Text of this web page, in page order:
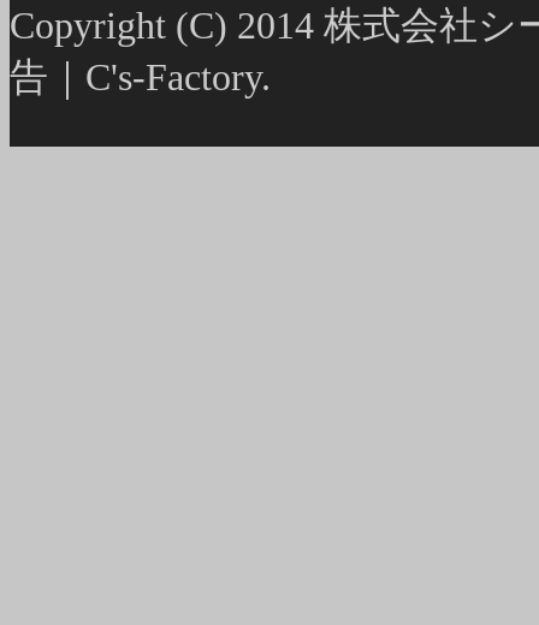
Copyright (C) 2014 株式会社
告｜C's-Factory.